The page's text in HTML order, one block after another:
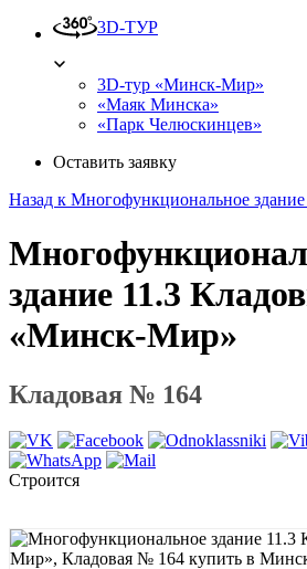
3D-ТУР
3D-тур «Минск-Мир»
«Маяк Минска»
«Парк Челюскинцев»
Оставить заявку
Назад к Многофункциональное
здание 11.3
«Минск-Мир»
Кладовая № 164
Строится